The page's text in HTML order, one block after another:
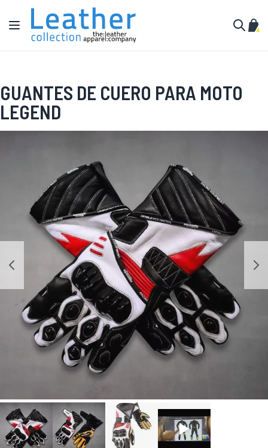
Ir al contenido
Toggle Nav
Mi
GUANTES DE CUERO PARA MOTO
LEGEND